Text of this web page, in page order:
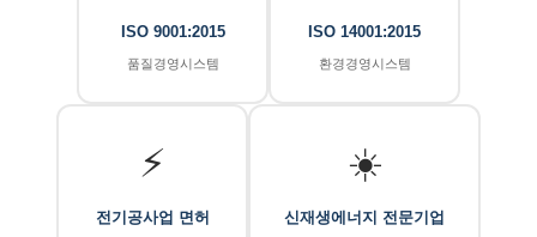
ISO 9001:2015
품질경영시스템
ISO 14001:2015
환경경영시스템
⚡
전기공사업 면허
☀️
신재생에너지 전문기업